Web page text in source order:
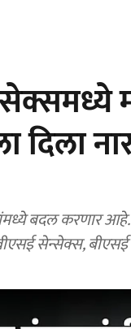
बदल करणार
सेन्सेक्स,